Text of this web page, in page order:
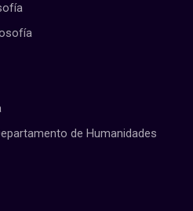
de Humanidades